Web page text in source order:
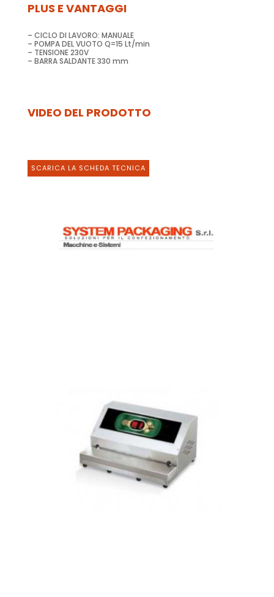
PLUS E VANTAGGI
– CICLO DI LAVORO: MANUALE
– POMPA DEL VUOTO Q=15 Lt/min
– TENSIONE 230V
– BARRA SALDANTE 330 mm
VIDEO DEL PRODOTTO
SCARICA LA SCHEDA TECNICA